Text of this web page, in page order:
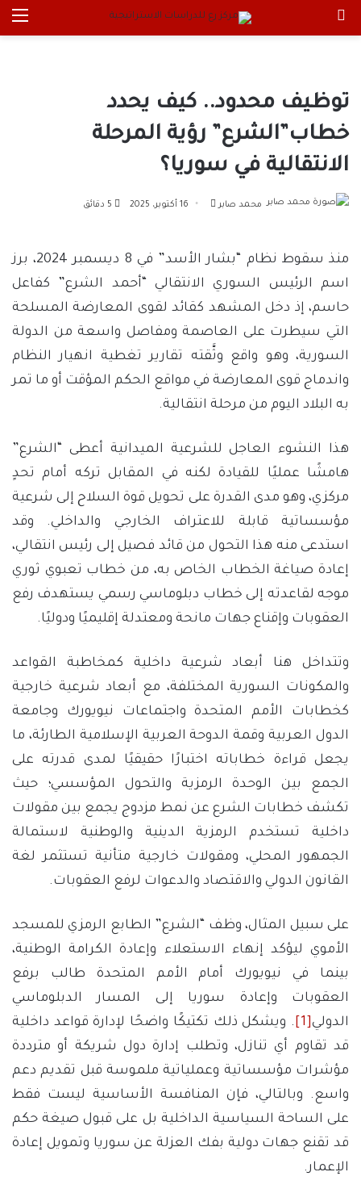
توظيف محدود.. كيف يحدد
خطاب”الشرع” رؤية المرحلة
الانتقالية في سوريا؟
محمد صابر
أرسل 16 أكتوبر، 2025
منذ سقوط نظام “بشار الأسد” في 8 ديسمبر 2024، برز
اسم الرئيس السوري الانتقالي “أحمد الشرع” كفاعل
حاسم، إذ دخل المشهد كقائد لقوى المعارضة المسلحة
التي سيطرت على العاصمة ومفاصل واسعة من الدولة
السورية، وهو واقع وثَّقته تقارير تغطية انهيار النظام
واندماج قوى المعارضة في مواقع الحكم المؤقت أو ما تمر
به البلاد اليوم من مرحلة انتقالية.
هذا النشوء العاجل للشرعية الميدانية أعطى “الشرع”
هامشًا عمليًا للقيادة لكنه في المقابل تركه أمام تحدٍ
مركزي، وهو مدى القدرة على تحويل قوة السلاح إلى شرعية
مؤسساتية قابلة للاعتراف الخارجي والداخلي. وقد
استدعى منه هذا التحول من قائد فصيل إلى رئيس انتقالي،
إعادة صياغة الخطاب الخاص به، من خطاب تعبوي ثوري
موجه لقاعدته إلى خطاب دبلوماسي رسمي يستهدف رفع
العقوبات وإقناع جهات مانحة ومعتدلة إقليميًا ودوليًا.
وتتداخل هنا أبعاد شرعية داخلية كمخاطبة القواعد
والمكونات السورية المختلفة، مع أبعاد شرعية خارجية
كخطابات الأمم المتحدة واجتماعات نيويورك وجامعة
الدول العربية وقمة الدوحة العربية الإسلامية الطارئة، ما
يجعل قراءة خطاباته اختبارًا حقيقيًا لمدى قدرته على
الجمع بين الوحدة الرمزية والتحول المؤسسي؛ حيث
تكشف خطابات الشرع عن نمط مزدوج يجمع بين مقولات
داخلية تستخدم الرمزية الدينية والوطنية لاستمالة
الجمهور المحلي، ومقولات خارجية متأنية تستثمر لغة
القانون الدولي والاقتصاد والدعوات لرفع العقوبات.
على سبيل المثال، وظف “الشرع” الطابع الرمزي للمسجد
الأموي ليؤكد إنهاء الاستعلاء وإعادة الكرامة الوطنية،
بينما في نيويورك أمام الأمم المتحدة طالب برفع
العقوبات وإعادة سوريا إلى المسار الدبلوماسي
الدولي
. ويشكل ذلك تكتيكًا واضحًا لإدارة قواعد داخلية
قد تقاوم أي تنازل، وتطلب إدارة دول شريكة أو مترددة
مؤشرات مؤسساتية وعملياتية ملموسة قبل تقديم دعم
واسع. وبالتالي، فإن المنافسة الأساسية ليست فقط
على الساحة السياسية الداخلية بل على قبول صيغة حكم
قد تقنع جهات دولية بفك العزلة عن سوريا وتمويل إعادة
الإعمار.